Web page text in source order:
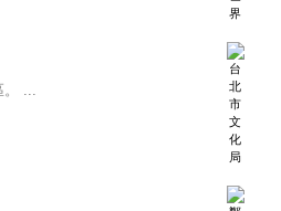
。 ...